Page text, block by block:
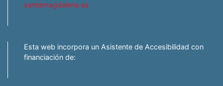
santamagdalena.es
Esta web incorpora un Asistente de Accesibilidad con
financiación de: